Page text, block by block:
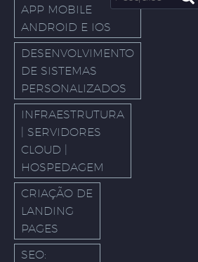
APP MOBILE
ANDROID E IOS
DESENVOLVIMENTO
DE SISTEMAS
PERSONALIZADOS
INFRAESTRUTURA
| SERVIDORES
CLOUD |
HOSPEDAGEM
CRIAÇÃO DE
LANDING
PAGES
SEO: